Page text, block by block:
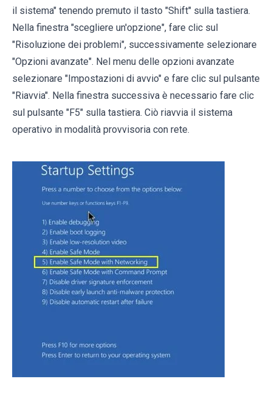
il sistema" tenendo premuto il tasto "Shift" sulla tastiera.
Nella finestra "scegliere un'opzione", fare clic sul
"Risoluzione dei problemi", successivamente selezionare
"Opzioni avanzate". Nel menu delle opzioni avanzate
selezionare "Impostazioni di avvio" e fare clic sul pulsante
"Riavvia". Nella finestra successiva è necessario fare clic
sul pulsante "F5" sulla tastiera. Ciò riavvia il sistema
operativo in modalità provvisoria con rete.